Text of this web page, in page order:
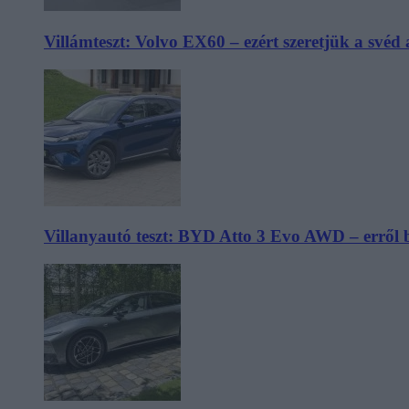
Villámteszt: Volvo EX60 – ezért szeretjük a svéd
Villanyautó teszt: BYD Atto 3 Evo AWD – erről